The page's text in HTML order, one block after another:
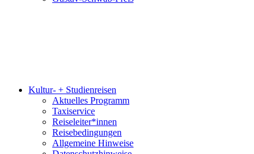
Kultur- + Studienreisen
Aktuelles Programm
Taxiservice
Reiseleiter*innen
Reisebedingungen
Allgemeine Hinweise